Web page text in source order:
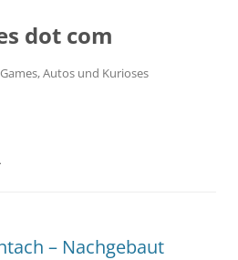
dot com
Autos und Kurioses
– Nachgebaut